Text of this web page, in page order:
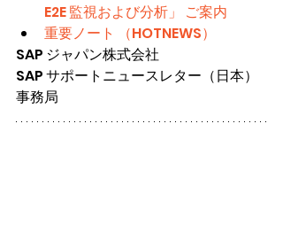
E2E 監視および分析」 ご案内
重要ノート （HOTNEWS）
SAP ジャパン株式会社
SAP サポートニュースレター（日本）
事務局